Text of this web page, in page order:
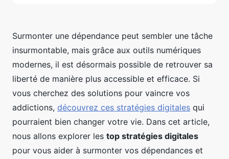
Surmonter une dépendance peut sembler une tâche
insurmontable, mais grâce aux outils numériques
modernes, il est désormais possible de retrouver sa
liberté de manière plus accessible et efficace. Si
vous cherchez des solutions pour vaincre vos
addictions, découvrez ces stratégies digitales qui
pourraient bien changer votre vie. Dans cet article,
nous allons explorer les top stratégies digitales
pour vous aider à surmonter vos dépendances et